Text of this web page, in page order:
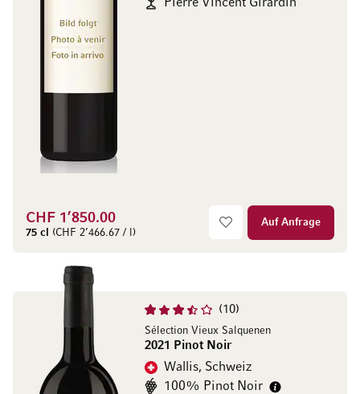
Pierre Vincent Girardin
CHF 1’850.00
75 cl (CHF 2’466.67 / l)
Auf Anfrage
10
Sélection Vieux Salquenen
2021 Pinot Noir
Wallis, Schweiz
100% Pinot Noir